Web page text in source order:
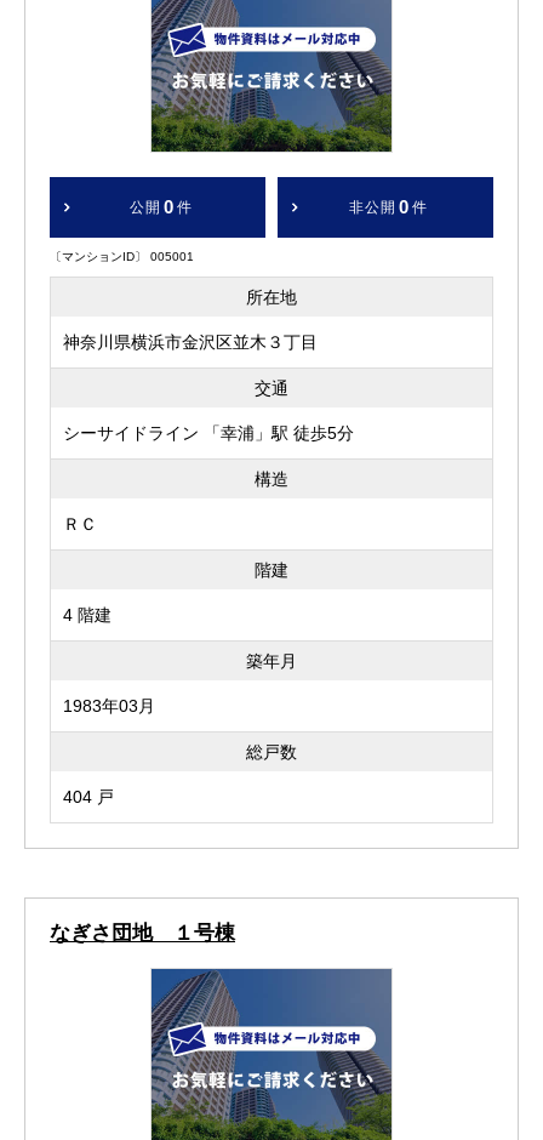
公開 0 件 非公開 0 件
〔マンションID〕 005001
所在地
神奈川県横浜市金沢区並木３丁目
交通
シーサイドライン 「幸浦」駅 徒歩5分
構造
ＲＣ
階建
4 階建
築年月
1983年03月
総戸数
404 戸
なぎさ団地 １号棟